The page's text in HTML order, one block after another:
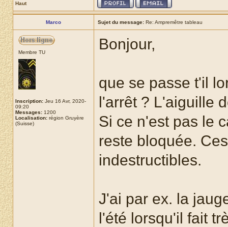
Haut
Marco Sujet du message: Re: Ampremêtre tableau
Membre TU
Inscription: Jeu 16 Avr, 2020-
09:20
Messages: 1200
Localisation: région Gruyère
(Suisse)
Bonjour,
que se passe t'il
l'arrêt ? L'aiguille
Si ce n'est pas le
reste bloquée.
indestructibles.
J'ai par ex. la
l'été lorsqu'il fait